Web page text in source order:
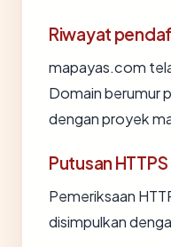
Riwayat
mapayas.com
Domain berumur
dengan proyek
Putusan HTTPS
Pemeriksaan
disimpulkan